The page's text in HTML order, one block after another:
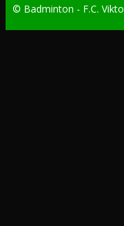
© Badminton - F.C.